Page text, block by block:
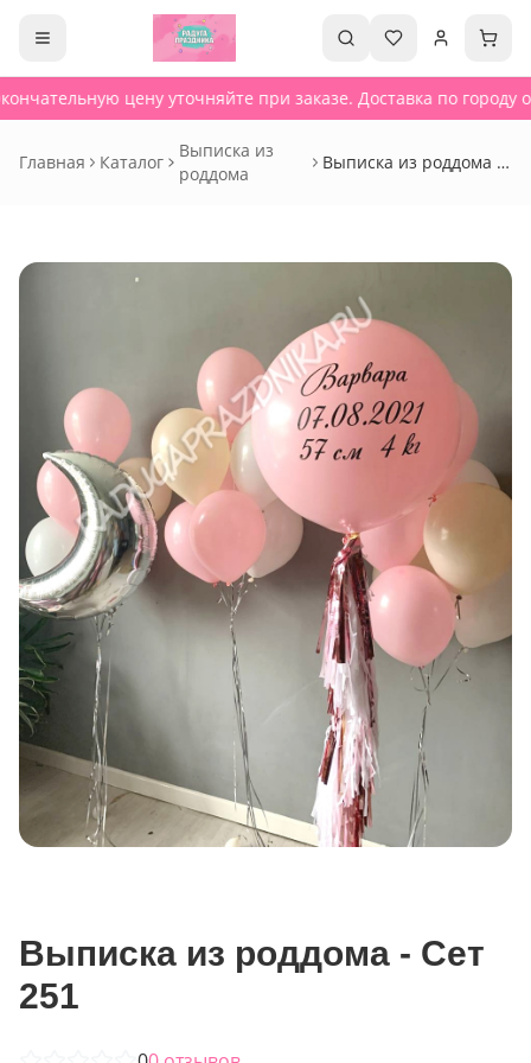
цену уточняйте при заказе. Доставка по городу
Главная Каталог
Выписка из
роддома
Выписка из роддома -
Выписка из роддома - Сет
251